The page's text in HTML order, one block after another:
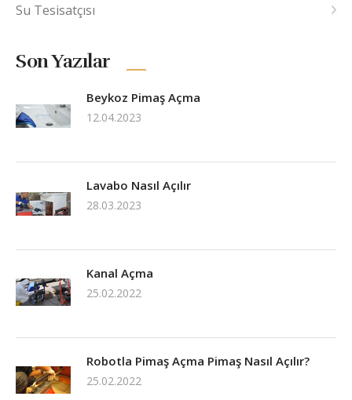
Su Tesisatçısı
Son Yazılar
Beykoz Pimaş Açma
12.04.2023
Lavabo Nasıl Açılır
28.03.2023
Kanal Açma
25.02.2022
Robotla Pimaş Açma Pimaş Nasıl Açılır?
25.02.2022